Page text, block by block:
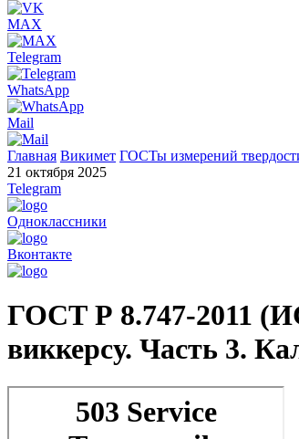
MAX
Telegram
WhatsApp
Mail
Главная Викимет ГОСТы измерений
21 октября 2025
Telegram
Одноклассники
Вконтакте
ГОСТ Р 8.747-2011
виккерсу. Часть 3.